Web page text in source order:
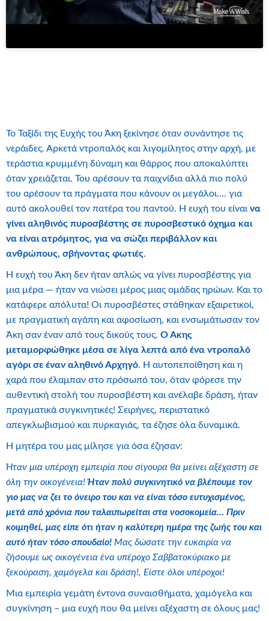
Το Ταξίδι της Ευχής του Άκη ξεκίνησε όταν συνάντησε τις
νεράιδες. Αρκετά ντροπαλός και λιγομίλητος στην αρχή, με
τεράστια κρυμμένη δύναμη και θάρρος που αποκαλύπτει
όταν χρειάζεται. Του αρέσουν τα παιχνίδια αλλά πιο πολύ
του αρέσουν τα πράγματα που κάνουν οι μεγάλοι…. για
αυτό ακολουθεί τον πατέρα του παντού. Η ευχή του είναι να
γίνει αληθινός πυροσβέστης σε πυροσβεστικό όχημα και
να είναι ατρόμητος, για να σώζει περιβάλλον και
ανθρώπους, σβήνοντας φωτιές.
Η ευχή του Άκη δεν ήταν απλώς να γίνει πυροσβέστης για
μια μέρα — ήταν να νιώσει μέρος μιας ομάδας ηρώων. Και το
κατάφερε απόλυτα! Οι πυροσβέστες στάθηκαν εξαιρετικοί,
με πραγματική αγάπη και αφοσίωση, και ενσωμάτωσαν τον
Άκη σαν έναν από τους δικούς τους. Ο Άκης
μεταμορφώθηκε μέσα σε λίγα λεπτά από ένα ντροπαλό
αγόρι σε έναν αληθινό Αρχηγό. Η αυτοπεποίθηση και η
χαρά που έλαμπαν στο πρόσωπό του, όταν φόρεσε την
αυθεντική στολή του πυροσβέστη και ανέλαβε δράση, ήταν
πραγματικά συγκινητικές! Σειρήνες, περιστατικό
απεγκλωβισμού και πυρκαγιάς, τα έζησε όλα δυναμικά.
Η μητέρα του μας μίλησε για όσα έζησαν:
Ήταν μια υπέροχη εμπειρία που σίγουρα θα μείνει αξέχαστη σε
όλη την οικογένεια!Ήταν πολύ συγκινητικό να βλέπουμε τον
γιο μας να ζει το όνειρο του και να είναι τόσο ευτυχισμένος,
μετά από χρόνια που ταλαιπωρείται στα νοσοκομεία… Πριν
κοιμηθεί, μας είπε ότι ήταν η καλύτερη ημέρα της ζωής του και
αυτό ήταν τόσο σπουδαίο! Μας δώσατε την ευκαιρία να
ζήσουμε ως οικογένεια ένα υπέροχο Σαββατοκύριακο με
ξεκούραση, χαμόγελα και δράση!, Είστε όλοι υπέροχοι!
Μια εμπειρία γεμάτη έντονα συναισθήματα, χαμόγελα και
συγκίνηση – μια ευχή που θα μείνει αξέχαστη σε όλους μας!